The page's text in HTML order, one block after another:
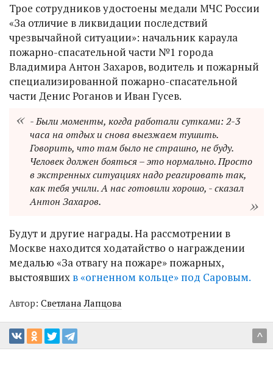
Трое сотрудников удостоены медали МЧС России
«За отличие в ликвидации последствий
чрезвычайной ситуации»: начальник караула
пожарно-спасательной части №1 города
Владимира Антон Захаров, водитель и пожарный
специализированной пожарно-спасательной
части Денис Роганов и Иван Гусев.
- Были моменты, когда работали сутками: 2-3
часа на отдых и снова выезжаем тушить.
Говорить, что там было не страшно, не буду.
Человек должен бояться – это нормально. Просто
в экстренных ситуациях надо реагировать так,
как тебя учили. А нас готовили хорошо, - сказал
Антон Захаров.
Будут и другие награды. На рассмотрении в
Москве находится ходатайство о награждении
медалью «За отвагу на пожаре» пожарных,
выстоявших в «огненном кольце» под Саровым.
Автор: Светлана Лапцова
^